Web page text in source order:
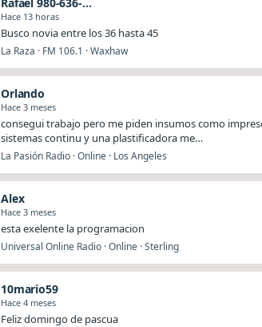
Hace 13 horas
Busco novia entre los 36 hasta 45
La Raza · FM 106.1 · Waxhaw
Orlando
Hace 3 meses
​​consegui trabajo pero me piden insumos como
sistemas continu y una plastificadora me…
La Pasión Radio · Online · Los Angeles
Alex
Hace 3 meses
esta exelente la programacion
Universal Online Radio · Online · Sterling
10mario59
Hace 4 meses
Feliz domingo de pascua